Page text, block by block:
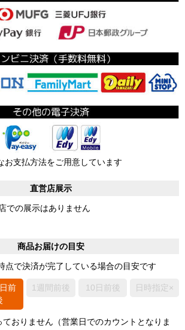
お支払方法をご用意しています
直営店展示
での展示はありません
商品お届けの目安
で決済が完了している場合の目安です
前
1週間前後 10日前後 日時指定×
おりません（営業日でのカウントとなりま